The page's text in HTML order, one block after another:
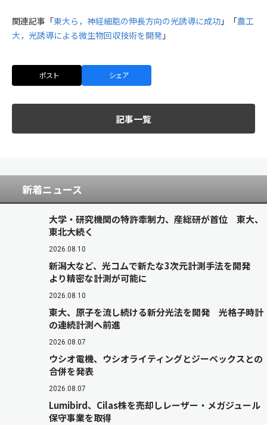
関連記事「東大ら，神経細胞の伸長方向の光誘導に成功 」「農工
大，光誘導による微生物回収技術を開発 」
ポスト シェア
記事一覧
新着ニュース
大学・研究機関の特許牽制力、産総研が首位 東大、
東北大続く
2026.08.10
新潟大など、光コムで新たな3次元計測手法を開発
より精密な計測が可能に
2026.08.10
東大、原子を流し続ける新分光法を開発 光格子時計
の連続計測へ前進
2026.08.07
ウシオ電機、ウシオライティングとジーベックスとの
合併を発表
2026.08.07
Lumibird、Cilas株を売却しレーザー・メガジュール
保守事業を取得